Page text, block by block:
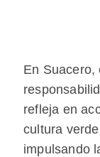
En Suacero,
refleja en
cultura
impulsando